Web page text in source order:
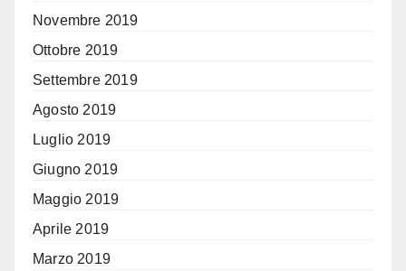
Novembre 2019
Ottobre 2019
Settembre 2019
Agosto 2019
Luglio 2019
Giugno 2019
Maggio 2019
Aprile 2019
Marzo 2019